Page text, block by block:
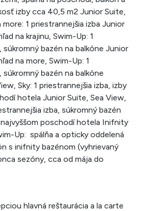
izby cca 40,5 m2 Junior Suite,
1 priestrannejšia izba Junior
na krajinu, Swim-Up: 1
súkromný bazén na balkóne Junior
na more, Swim-Up: 1
súkromný bazén na balkóne
Sky: 1 priestrannejšia izba, izby
hotela Junior Suite, Sea View,
izba, súkromný bazén
najvyššom poschodí hotela Inifnity
Up: spálňa a opticky oddelená
s inifnity bazénom (vyhrievaný
sezóny, cca od mája do
hlavná reštaurácia a la carte